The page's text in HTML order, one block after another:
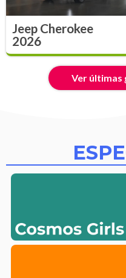
Jeep Cherokee
2026
Ver últimas